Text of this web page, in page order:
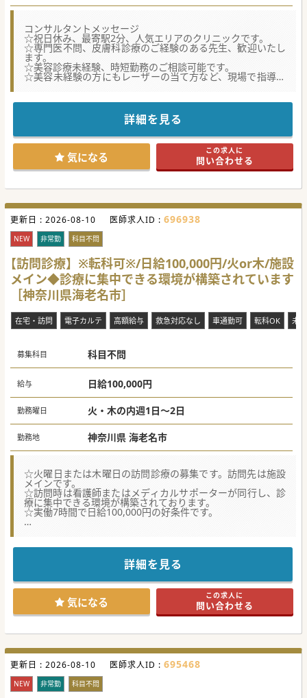
コンサルタントメッセージ
☆祝日休み、最寄駅2分、人気エリアのクリニックです。
☆専門医不問、皮膚科診療のご経験のある先生、歓迎いたし
ます。
☆美容診療未経験、時短勤務のご相談可能です。
☆美容未経験の方にもレーザーの当て方など、現場で指導が
あります。
ご相談ください。
詳細を見る
気になる この求人に
問い合わせる
更新日 : 2026-08-10 医師求人ID : 696938
NEW 非常勤 科目不問
【訪問診療】※転科可※/日給100,000円/火or木/施設
メイン◆診療に集中できる環境が構築されています
［神奈川県海老名市］
在宅・訪問 電子カルテ 高額給与 救急対応なし 車通勤可 転科OK 未
募集科目 科目不問
給与 日給100,000円
勤務曜日 火・木の内週1日～2日
勤務地 神奈川県 海老名市
☆火曜日または木曜日の訪問診療の募集です。訪問先は施設
メインです。
☆訪問時は看護師またはメディカルサポーターが同行し、診
療に集中できる環境が構築されております。
☆実働7時間で日給100,000円の好条件です。
ます。
施設訪問中心となりますので往診のような業務イメージでご
最寄駅から徒歩圏内のクリニックですので通勤も至便です。
詳細を見る
気になる この求人に
問い合わせる
更新日 : 2026-08-10 医師求人ID : 695468
NEW 非常勤 科目不問